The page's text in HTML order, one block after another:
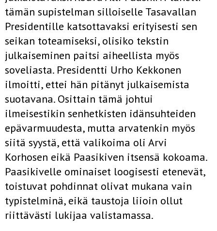
tämän supistelman silloiselle Tasavallan
Presidentille katsottavaksi erityisesti sen
seikan toteamiseksi, olisiko tekstin
julkaiseminen paitsi aiheellista myös
soveliasta. Presidentti Urho Kekkonen
ilmoitti, ettei hän pitänyt julkaisemista
suotavana. Osittain tämä johtui
ilmeisestikin senhetkisten idänsuhteiden
epävarmuudesta, mutta arvatenkin myös
siitä syystä, että valikoima oli Arvi
Korhosen eikä Paasikiven itsensä kokoama.
Paasikivelle ominaiset loogisesti etenevät,
toistuvat pohdinnat olivat mukana vain
typistelminä, eikä taustoja liioin ollut
riittävästi lukijaa valistamassa.